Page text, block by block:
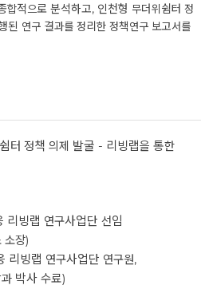
합적으로 분석하고, 인천형 무더위쉼터 정
된 연구 결과를 정리한 정책연구 보고서를
터 정책 의제 발굴 - 리빙랩을 통한
리빙랩 연구사업단 선임
소장)
리빙랩 연구사업단 연구원,
박사 수료)